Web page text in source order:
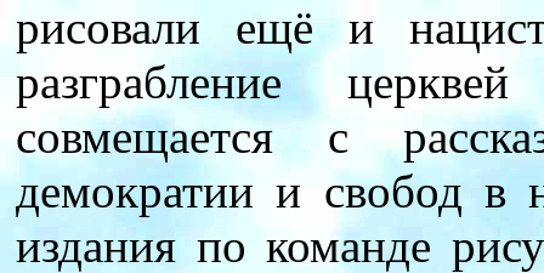
рисовали ещё и
разграбление
совмещается с
демократии и свобод в
издания по команде